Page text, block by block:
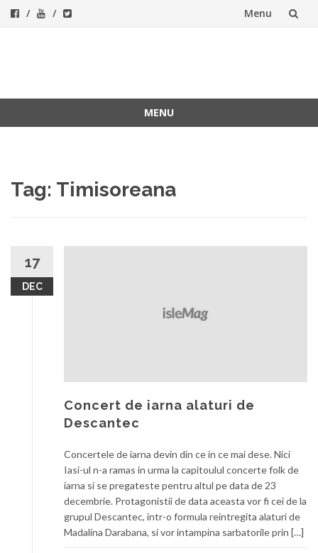
Menu
MENU
Tag: Timisoreana
17
DEC
Concert de iarna alaturi de
Descantec
Concertele de iarna devin din ce in ce mai dese. Nici
Iasi-ul n-a ramas in urma la capitoulul concerte folk de
iarna si se pregateste pentru altul pe data de 23
decembrie. Protagonistii de data aceasta vor fi cei de la
grupul Descantec, intr-o formula reintregita alaturi de
Madalina Darabana, si vor intampina sarbatorile prin […]